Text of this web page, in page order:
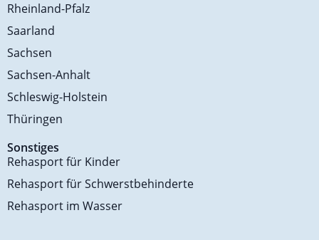
Rheinland-Pfalz
Saarland
Sachsen
Sachsen-Anhalt
Schleswig-Holstein
Thüringen
Sonstiges
Rehasport für Kinder
Rehasport für Schwerstbehinderte
Rehasport im Wasser